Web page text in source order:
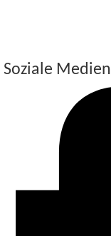
Soziale Medien